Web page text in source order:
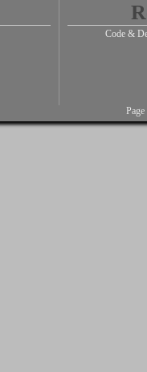
Code &